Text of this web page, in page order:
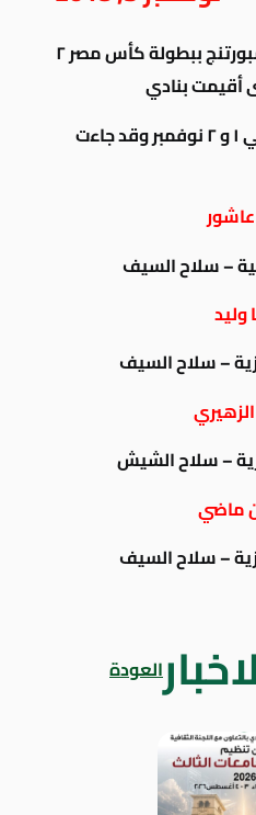
تعرف على نتائج لاعبي سبورتنج ببطولة كأس مصر ٢
الشمس وذلك خلال يومي ١ و ٢ نوفمبر وقد جاءت
– سلاح السيف
وليد
– سلاح السيف
– سلاح الشيش
ماضي
– سلاح السيف
العودة